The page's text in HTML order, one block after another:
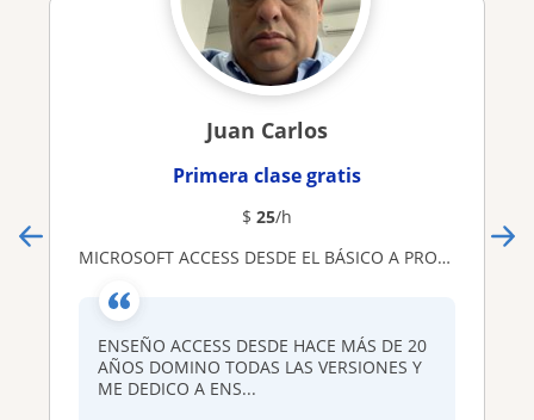
Juan Carlos
Primera clase gratis
$ 25/h
MICROSOFT ACCESS DESDE EL BÁSICO A PROYECTOS AVANZADOS
ENSEÑO ACCESS DESDE HACE MÁS DE 20
AÑOS DOMINO TODAS LAS VERSIONES Y
ME DEDICO A ENS...